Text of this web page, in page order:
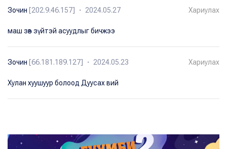
Зочин [202.9.46.157] ・ 2024.05.27 Хариулах
маш зөв зүйтэй асуудлыг бичжээ
Зочин [66.181.189.127] ・ 2024.05.23 Хариулах
Хулан хуушуур болоод Дуусах вий